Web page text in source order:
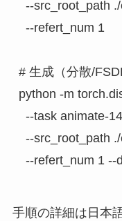
--src_root_path
  --refert_num 1
# 生成（分散/
python -m
--task animate-
--src_root_path
手順の詳細は日本